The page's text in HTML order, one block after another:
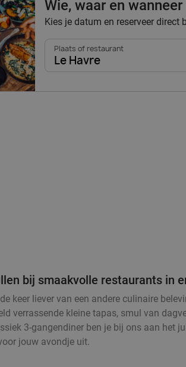
Wie, waar en
Kies je datum en reserveer
Plaats of restaurant
Le Havre
bij smaakvolle restaurants in
keer liever van een andere culinaire
verrassende kleine tapas, smul van
3-gangendiner ben je bij ons aan het
jouw avondje uit.